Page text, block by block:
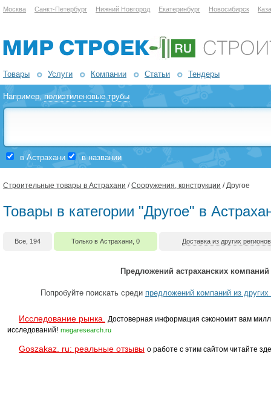
Москва Санкт-Петербург Нижний Новгород Екатеринбург Новосибирск
Товары Услуги Компании Статьи Тендеры
Например,полиэтиленовые трубы
в Астрахани в названии
Строительные товары в Астрахани /Сооружения, конструкции / Другое
Товары в категории "Другое" в
Все, 194 Только в Астрахани, 0 Доставка из других
Предложений астраханских
Попробуйте поискать среди предложений компаний из
Исследование рынка.
Достоверная информация сэкономит вам
исследований! megaresearch.ru
Goszakaz. ru: реальные отзывы о работе с этим сайтом читайте